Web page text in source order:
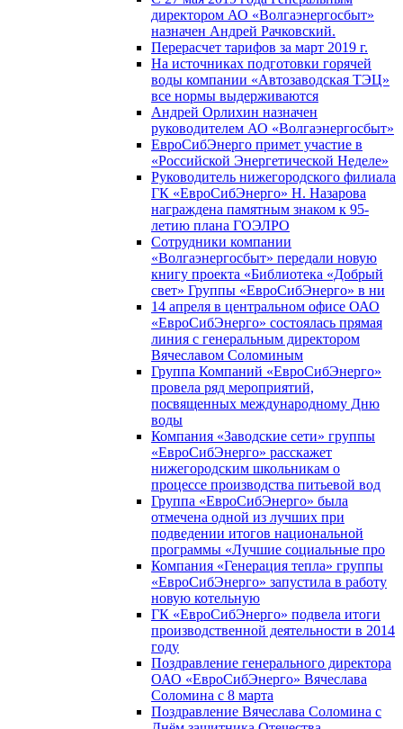
директором АО «Волгаэнергосбыт»
назначен Андрей Рачковский.
Перерасчет тарифов за март 2019 г.
На источниках подготовки горячей
воды компании «Автозаводская ТЭЦ»
все нормы выдерживаются
Андрей Орлихин назначен
руководителем АО «Волгаэнергосбыт»
ЕвроСибЭнерго примет участие в
«Российской Энергетической Неделе»
Руководитель нижегородского филиала
ГК «ЕвроСибЭнерго» Н. Назарова
награждена памятным знаком к 95-
летию плана ГОЭЛРО
Сотрудники компании
«Волгаэнергосбыт» передали новую
книгу проекта «Библиотека «Добрый
свет» Группы «ЕвроСибЭнерго» в ни
14 апреля в центральном офисе ОАО
«ЕвроСибЭнерго» состоялась прямая
линия с генеральным директором
Вячеславом Соломиным
Группа Компаний «ЕвроСибЭнерго»
провела ряд мероприятий,
посвященных международному Дню
воды
Компания «Заводские сети» группы
«ЕвроСибЭнерго» расскажет
нижегородским школьникам о
процессе производства питьевой вод
Группа «ЕвроСибЭнерго» была
отмечена одной из лучших при
подведении итогов национальной
программы «Лучшие социальные про
Компания «Генерация тепла» группы
«ЕвроСибЭнерго» запустила в работу
новую котельную
ГК «ЕвроСибЭнерго» подвела итоги
производственной деятельности в 2014
году
Поздравление генерального директора
ОАО «ЕвроСибЭнерго» Вячеслава
Соломина с 8 марта
Поздравление Вячеслава Соломина с